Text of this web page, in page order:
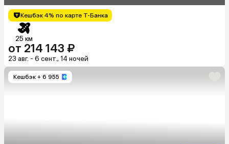
Кешбэк 4% по карте Т-Банка
25 км
от 214 143 ₽
23 авг. - 6 сент., 14 ночей
Кешбэк + 6 955